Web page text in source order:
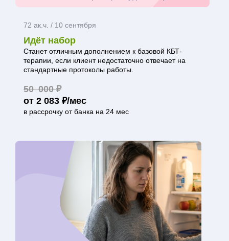
72 ак.ч. / 10 сентября
Идёт набор
Станет отличным дополнением к базовой КБТ-
терапии, если клиент недостаточно отвечает на
стандартные протоколы работы.
50 000 ₽
от 2 083 ₽/мес
в рассрочку от банка на 24 мес